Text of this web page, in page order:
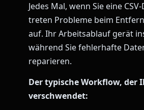
Jedes Mal, wenn Sie eine
treten Probleme beim
auf. Ihr Arbeitsablauf gerät
während Sie fehlerhafte
reparieren.
Der typische Workflow, der
verschwendet: